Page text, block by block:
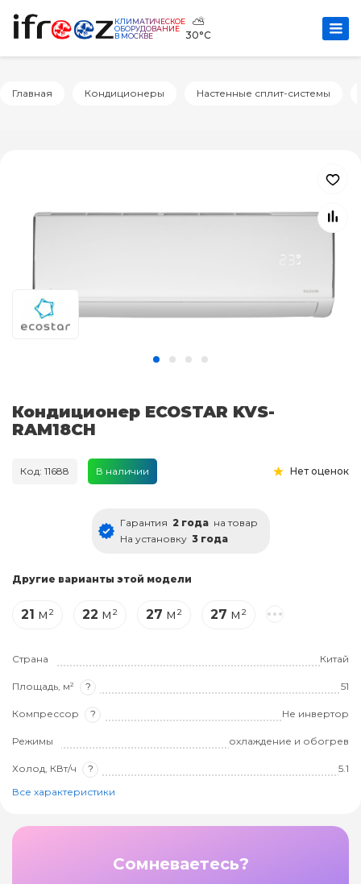
КЛИМАТИЧЕСКОЕ
ОБОРУДОВАНИЕ
В МОСКВЕ
⛅
30°C
Главная Кондиционеры Настенные сплит-системы
Кондиционер ECOSTAR KVS-
RAM18CH
Код: 11688 В наличии Нет оценок
Гарантия 2 года на товар
На установку 3 года
Другие варианты этой модели
21 м² 22 м² 27 м² 27 м²
Страна Китай
Площадь, м² ? 51
Компрессор ? Не инвертор
Режимы охлаждение и обогрев
Холод, КВт/ч ?
5.1
Все характеристики
Сомневаетесь?